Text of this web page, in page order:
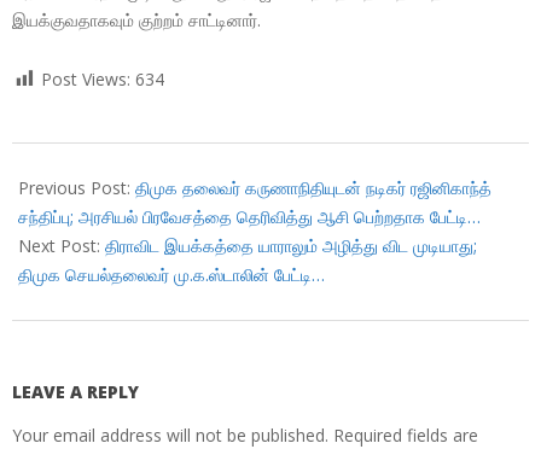
இயக்குவதாகவும் குற்றம் சாட்டினார்.
Post Views: 634
01-
04
Previous Post: திமுக தலைவர் கருணாநிதியுடன் நடிகர் ரஜினிகாந்த்
சந்திப்பு; அரசியல் பிரவேசத்தை தெரிவித்து ஆசி பெற்றதாக பேட்டி…
Next Post: திராவிட இயக்கத்தை யாராலும் அழித்து விட முடியாது;
திமுக செயல்தலைவர் மு.க.ஸ்டாலின் பேட்டி…
LEAVE A REPLY
Your email address will not be published. Required fields are